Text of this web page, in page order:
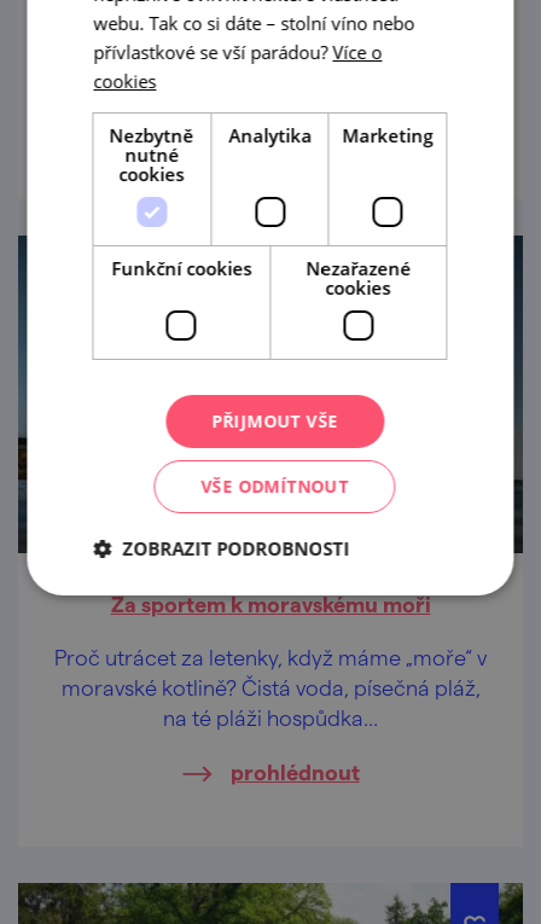
Pro rodiny s dětmi, začátečníky i pro
zkušené vodáky hledající klidné a bezpečné
vody. Řeka Dyje má každému co nabídnout.
prohlédnout
Za sportem k moravskému moři
Proč utrácet za letenky, když máme „moře“ v
moravské kotlině? Čistá voda, písečná pláž,
na té pláži hospůdka…
prohlédnout
webu. Tak co si dáte – stolní víno nebo
přívlastkové se vší parádou?Více o
cookies
Nezbytně
nutné
cookies
Analytika Marketing
Funkční cookies
Nezařazené
cookies
PŘIJMOUT VŠE
VŠE ODMÍTNOUT
ZOBRAZIT PODROBNOSTI